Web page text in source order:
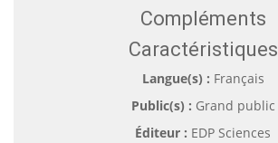
Compléments
Caractéristiques
Langue(s) : Français
Public(s) : Grand public
Éditeur : EDP Sciences